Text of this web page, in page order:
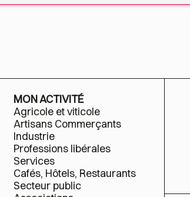
MON ACTIVITÉ
Agricole et viticole
Artisans Commerçants
Industrie
Professions libérales
Services
Cafés, Hôtels, Restaurants
Secteur public